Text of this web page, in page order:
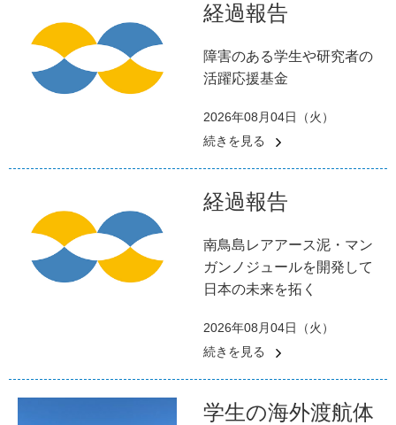
経過報告
障害のある学生や研究者の
活躍応援基金
2026年08月04日（火）
続きを見る
経過報告
南鳥島レアアース泥・マン
ガンノジュールを開発して
日本の未来を拓く
2026年08月04日（火）
続きを見る
学生の海外渡航体